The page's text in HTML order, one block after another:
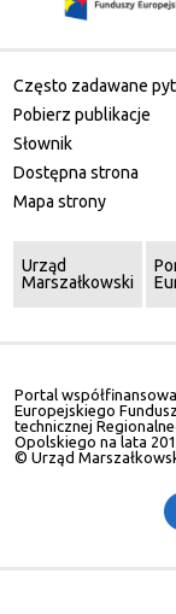
Często zadawane
Pobierz publikacje
Słownik
Dostępna strona
Mapa strony
Urząd
Marszałkowski
Portal
Europejskiego
technicznej
Opolskiego na lata
© Urząd